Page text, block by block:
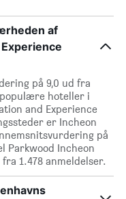
af
på 9,0 ud fra
populære hoteller i
and Experience
er Incheon
på
Parkwood Incheon
1.478 anmeldelser.